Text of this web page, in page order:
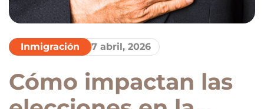
Inmigración 7 abril, 2026
Cómo impactan las